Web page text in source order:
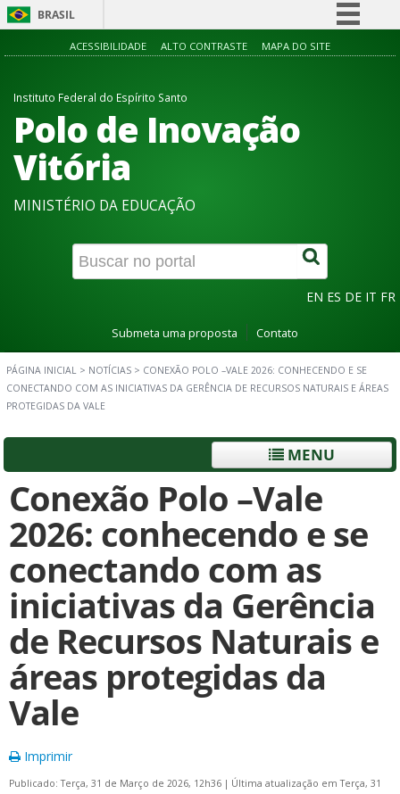
BRASIL
Simplifique!
Acesso à informação
ACESSIBILIDADE ALTO CONTRASTE MAPA DO SITE
Instituto Federal do Espírito Santo
Polo de Inovação
Vitória
MINISTÉRIO DA EDUCAÇÃO
EN ES DE IT FR
Submeta uma proposta Contato
PÁGINA INICIAL > NOTÍCIAS > CONEXÃO POLO –VALE 2026: CONHECENDO E SE
CONECTANDO COM AS INICIATIVAS DA GERÊNCIA DE RECURSOS NATURAIS E ÁREAS
PROTEGIDAS DA VALE
MENU
Conexão Polo –Vale
2026: conhecendo e se
conectando com as
iniciativas da Gerência
de Recursos Naturais e
áreas protegidas da
Vale
Imprimir
Publicado: Terça, 31 de Março de 2026, 12h36 | Última atualização em Terça, 31